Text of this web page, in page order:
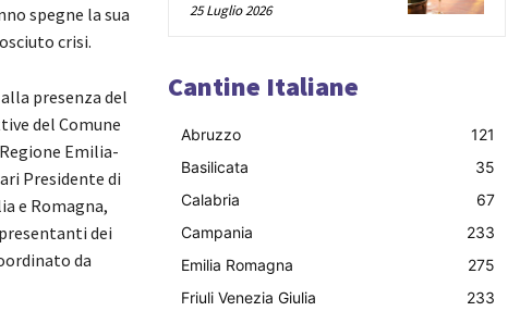
spegne la sua
crisi.
presenza del
del Comune
Emilia-
Presidente di
e Romagna,
dei
da
25 Luglio 2026
Cantine Italiane
Abruzzo
121
Basilicata
35
Calabria
67
Campania
233
Emilia Romagna
275
Friuli Venezia Giulia
233